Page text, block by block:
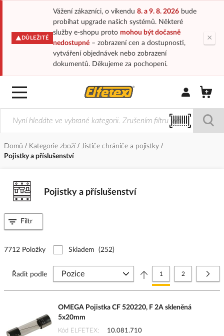
DŮLEŽITÉ
Vážení zákazníci, o víkendu 8. a 9. 8. 2026bude
probíhat upgrade našich systémů. Některé
služby e-shopu proto mohou být dočasně
nedostupné– zobrazení cen a dostupnosti,
vytváření objednávek nebo zobrazení
dokumentů. Děkujeme za pochopení.
×
Přihlásit/
Domů Kategorie zboží
Jističe chrániče a pojistky
Pojistky a příslušenství
Pojistky a příslušenství
7712 Položky Skladem (252)
Stránka
Právě si prohlížíte
1 Stránka
2
Řadit podle
OMEGA Pojistka CF 520220, F 2A skleněná
5x20mm
Kód ELFETEX
10.081.710
Filtr